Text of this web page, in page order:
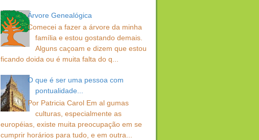
Árvore Genealógica
Comecei a fazer a árvore da minha
família e estou gostando demais.
Alguns caçoam e dizem que estou
ficando doida ou é muita falta do q...
O que é ser uma pessoa com
pontualidade...
Por Patricia Carol Em al gumas
culturas, especialmente as
européias, existe muita preocupação em se
cumprir horários para tudo, e em outra...